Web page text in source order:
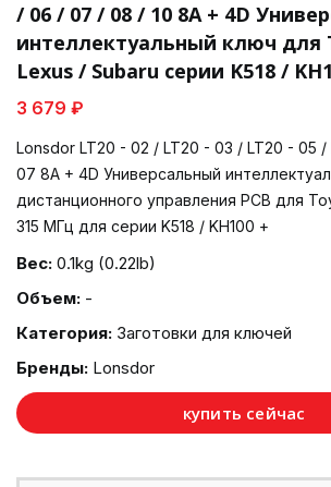
/ 06 / 07 / 08 / 10 8A + 4D
интеллектуальный ключ для
Lexus / Subaru серии K518 /
3 679 ₽
Lonsdor LT20 - 02 / LT20 - 03 / LT20 - 05
07 8A + 4D Универсальный
дистанционного управления PCB для
315 МГц для серии K518 / KH100 +
Вес: 0.1kg (0.22lb)
Объем: -
Категория: Заготовки для ключей
Бренды: Lonsdor
купить сейчас